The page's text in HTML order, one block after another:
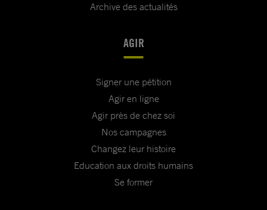
Archive des actualités
AGIR
Signer une pétition
Agir en ligne
Agir près de chez soi
Nos campagnes
Changez leur histoire
Education aux droits humains
Se former